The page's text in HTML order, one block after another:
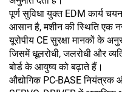
पूर्ण सुविधा युक्त EDM कार्य
आसान है, मशीन की स्थिति एक
यूरोपीय CE सुरक्षा मानकों के
जिसमें धूलरोधी, जलरोधी और
बोर्ड के आयुष्य को बढ़ाते हैं।
औद्योगिक PC-BASE नियंत्रक